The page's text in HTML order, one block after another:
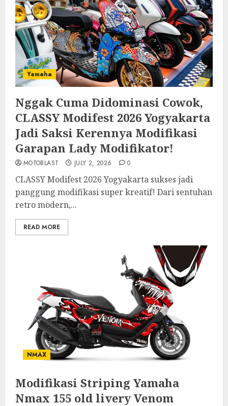
Yamaha
Nggak Cuma Didominasi Cowok,
CLASSY Modifest 2026 Yogyakarta
Jadi Saksi Kerennya Modifikasi
Garapan Lady Modifikator!
MOTOBLAST JULY 2, 2026 0
CLASSY Modifest 2026 Yogyakarta sukses jadi
panggung modifikasi super kreatif! Dari sentuhan
retro modern,...
READ MORE
NMAX
Modifikasi Striping Yamaha
Nmax 155 old livery Venom